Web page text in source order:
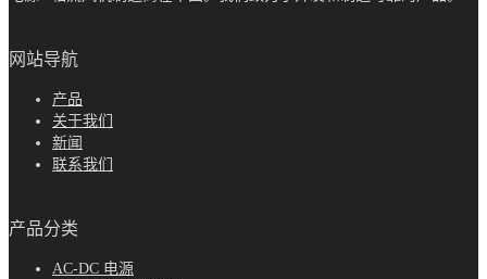
网站导航
产品
关于我们
新闻
联系我们
产品分类
AC-DC 电源